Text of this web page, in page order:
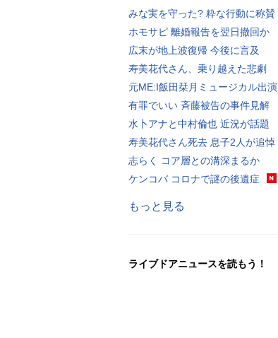
みな実を守った? 粋な行動に称賛
ホモサピ 離婚報告を翌日撤回か
広末が地上波復帰 今後に言及
寿美花代さん、乗り越えた悲劇
元ME:I飯田栞月ミュージカル出演
有罪でいい 斉藤被告の事件見解
水卜アナと中村倫也 近況が話題
寿美花代さん死去 息子2人が追悼
志らく コア層との溝深まるか
ケンコバ コロナで謎の後遺症
もっと見る
ライブドアニュースを読もう！